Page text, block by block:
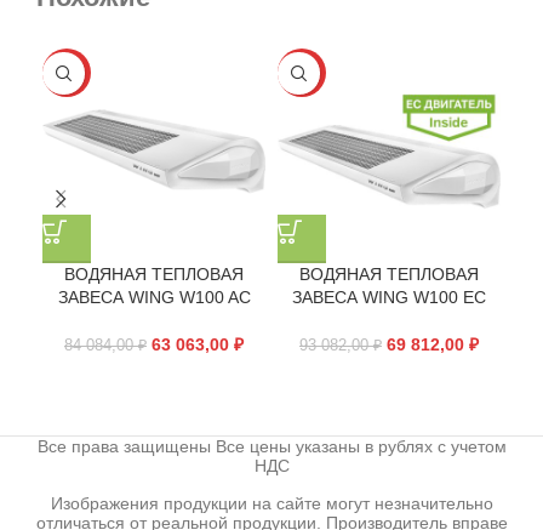
-25%
ВОДЯНАЯ ТЕПЛОВАЯ
ЗАВЕСА WING W100 AC
84 084,00₽ 63 063,00 ₽
-25%
ВОДЯНАЯ ТЕПЛОВАЯ
ЗАВЕСА WING W100 EC
93 082,00₽ 69 812,00 ₽
Все права защищены Все цены указаны в рублях с учетом
НДС
Изображения продукции на сайте могут незначительно
отличаться от реальной продукции. Производитель вправе